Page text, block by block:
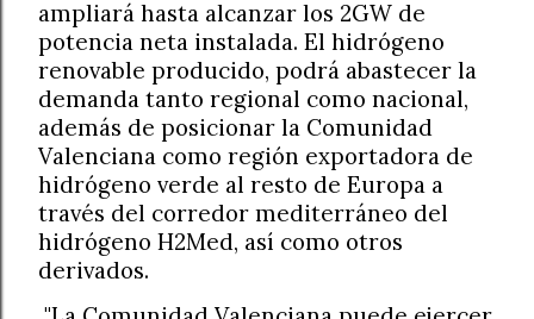
ampliará hasta alcanzar los 2GW de
potencia neta instalada. El hidrógeno
renovable producido, podrá abastecer la
demanda tanto regional como nacional,
además de posicionar la Comunidad
Valenciana como región exportadora de
hidrógeno verde al resto de Europa a
través del corredor mediterráneo del
hidrógeno H2Med, así como otros
derivados.